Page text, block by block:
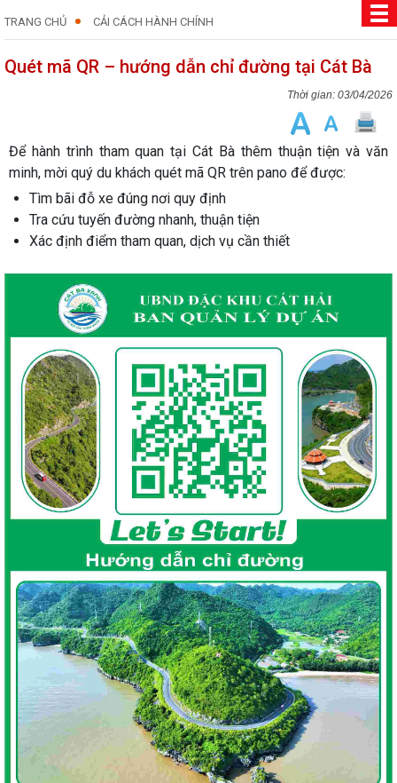
TRANG CHỦ CẢI CÁCH HÀNH CHÍNH
Quét mã QR – hướng dẫn chỉ đường tại Cát Bà
03/04/2026
Để hành trình tham quan tại Cát Bà thêm thuận tiện và văn
minh, mời quý du khách quét mã QR trên pano để được:
Tìm bãi đỗ xe đúng nơi quy định
Tra cứu tuyến đường nhanh, thuận tiện
Xác định điểm tham quan, dịch vụ cần thiết